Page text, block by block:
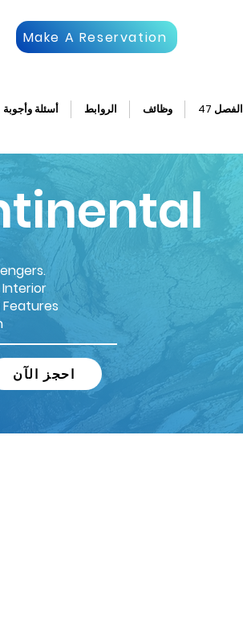
Make A Reservation
أسئلة وأجوبة الروابط وظائف الفصل 47
احجز الآن